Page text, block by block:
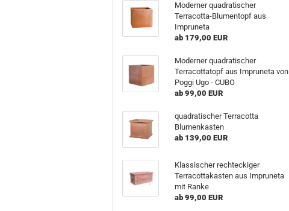
Moderner quadratischer
Terracotta-Blumentopf aus
Impruneta
ab 179,00 EUR
Moderner quadratischer
Terracottatopf aus Impruneta von
Poggi Ugo - CUBO
ab 99,00 EUR
quadratischer Terracotta
Blumenkasten
ab 139,00 EUR
Klassischer rechteckiger
Terracottakasten aus Impruneta
mit Ranke
ab 99,00 EUR